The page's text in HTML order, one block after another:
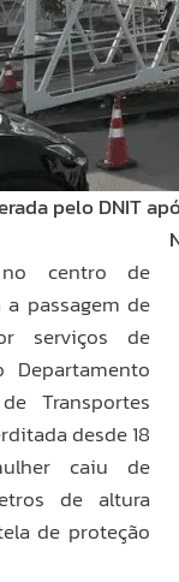
pelo DNIT
no centro de
passagem de
serviços de
Departamento
Transportes
desde 18
caiu de
de altura
de proteção